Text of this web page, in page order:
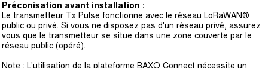
Préconisation avant installation :
Le transmetteur Tx Pulse fonctionne avec le réseau LoRaWAN®
public ou privé. Si vous ne disposez pas d'un réseau privé, assurez
vous que le transmetteur se situe dans une zone couverte par le
réseau public (opéré).
Note : L'utilisation de la plateforme BAXO Connect nécessite un